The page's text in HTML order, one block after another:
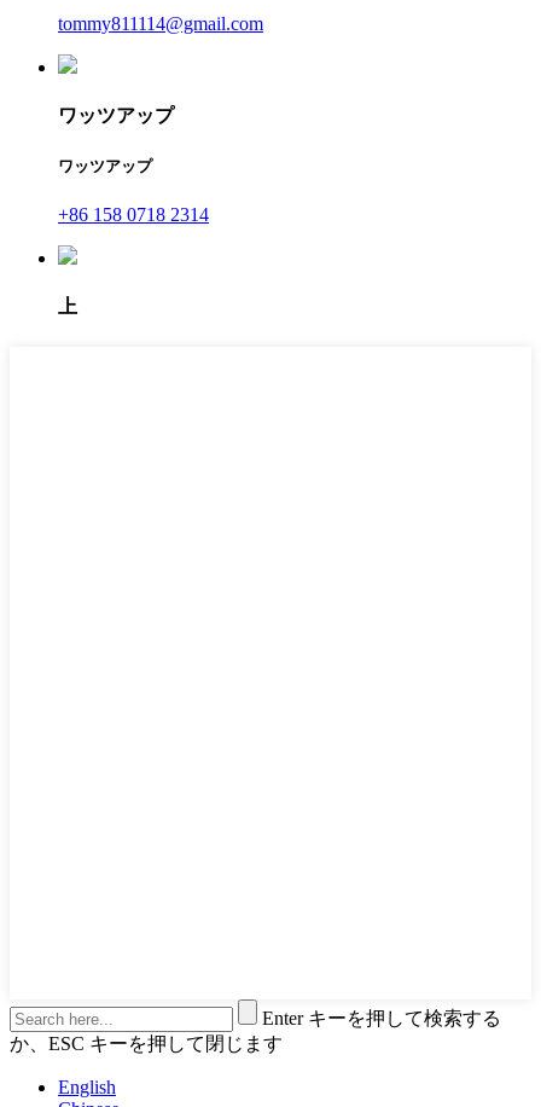
tommy811114@gmail.com
ワッツアップ
ワッツアップ
+86 158 0718 2314
上
Enter キーを押して検索する
か、ESC キーを押して閉じます
English